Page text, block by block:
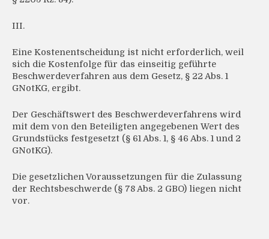
III.
Eine Kostenentscheidung ist nicht erforderlich, weil
sich die Kostenfolge für das einseitig geführte
Beschwerdeverfahren aus dem Gesetz, § 22 Abs. 1
GNotKG, ergibt.
Der Geschäftswert des Beschwerdeverfahrens wird
mit dem von den Beteiligten angegebenen Wert des
Grundstücks festgesetzt (§ 61 Abs. 1, § 46 Abs. 1 und 2
GNotKG).
Die gesetzlichen Voraussetzungen für die Zulassung
der Rechtsbeschwerde (§ 78 Abs. 2 GBO) liegen nicht
vor.